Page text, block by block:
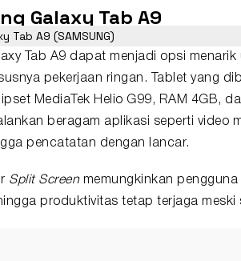
Galaxy Tab A9
Tab A9 (SAMSUNG)
Tab A9 dapat menjadi opsi
pekerjaan ringan. Tablet yang
MediaTek Helio G99, RAM 4GB,
beragam aplikasi seperti video
pencatatan dengan lancar.
Split Screenmemungkinkan pengguna
produktivitas tetap terjaga meski